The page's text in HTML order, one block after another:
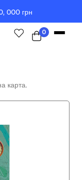
000 грн
0
карта.